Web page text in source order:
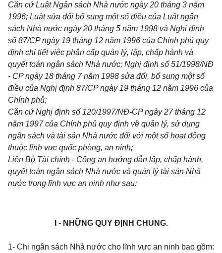
Căn cứ Luật Ngân sách Nhà nước ngày 20 tháng 3 năm
1996; Luật sửa đổi bổ sung một số điều của Luật ngân
sách Nhà nước ngày 20 tháng 5 năm 1998 và Nghị định
số 87/CP ngày 19 tháng 12 năm 1996 của Chính phủ quy
định chi tiết việc phân cấp quản lý, lập, chấp hành và
quyết toán ngân sách Nhà nước; Nghị định số 51/1998/NĐ
- CP ngày 18 tháng 7 năm 1998 sửa đổi, bổ sung một số
điều của Nghị định 87/CP ngày 19 tháng 12 năm 1996 của
Chính phủ;
Căn cứ Nghị định số 120/1997/NĐ-CP ngày 27 tháng 12
năm 1997 của Chính phủ quy định về quản lý, sử dụng
ngân sách và tài sản Nhà nước đối với một số hoạt động
thuộc lĩnh vực quốc phòng, an ninh;
Liên Bộ Tài chính - Công an hướng dẫn lập, chấp hành,
quyết toán ngân sách Nhà nước và quản lý tài sản Nhà
nước trong lĩnh vực an ninh như sau:
I - NHỮNG QUY ĐỊNH CHUNG.
1- Chi ngân sách Nhà nước cho lĩnh vực an ninh bao gồm: